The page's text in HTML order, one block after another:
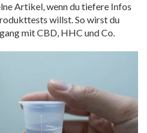
Artikel, wenn du tiefere Infos
willst. So wirst du
mit CBD, HHC und Co.